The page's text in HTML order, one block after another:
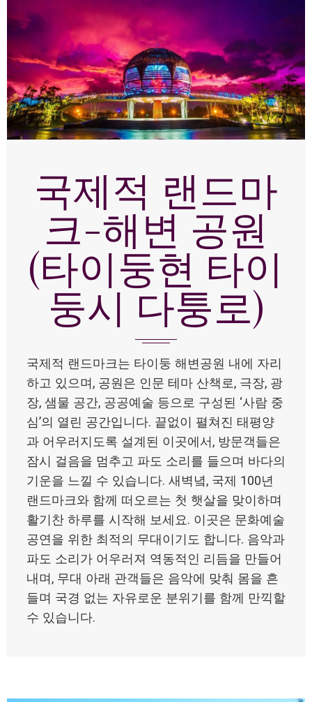
국제적 랜드마
크-해변 공원
(타이둥현 타이
둥시 다퉁로)
국제적 랜드마크는 타이둥 해변공원 내에 자리
하고 있으며, 공원은 인문 테마 산책로, 극장, 광
장, 샘물 공간, 공공예술 등으로 구성된 ‘사람 중
심’의 열린 공간입니다. 끝없이 펼쳐진 태평양
과 어우러지도록 설계된 이곳에서, 방문객들은
잠시 걸음을 멈추고 파도 소리를 들으며 바다의
기운을 느낄 수 있습니다. 새벽녘, 국제 100년
랜드마크와 함께 떠오르는 첫 햇살을 맞이하며
활기찬 하루를 시작해 보세요. 이곳은 문화예술
공연을 위한 최적의 무대이기도 합니다. 음악과
파도 소리가 어우러져 역동적인 리듬을 만들어
내며, 무대 아래 관객들은 음악에 맞춰 몸을 흔
들며 국경 없는 자유로운 분위기를 함께 만끽할
수 있습니다.